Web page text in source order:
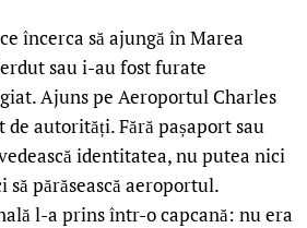
încerca să ajungă în Marea
sau i-au fost furate
Ajuns pe Aeroportul Charles
de autorități. Fără pașaport sau
identitatea, nu putea nici
părăsească aeroportul.
l-a prins într-o capcană: nu era